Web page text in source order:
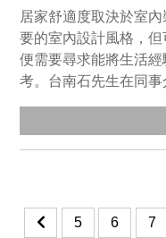
居家舒適度取決於室
要的室內設計風格，
便需要尋求能將生活
考。台南石先生在同
5 6 7